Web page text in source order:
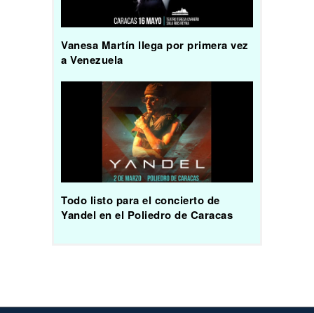
Vanesa Martín llega por primera vez
a Venezuela
Todo listo para el concierto de
Yandel en el Poliedro de Caracas